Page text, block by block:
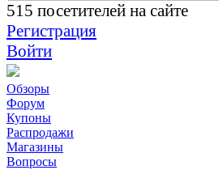
515 посетителей на сайте
Регистрация
Войти
Обзоры
Форум
Купоны
Распродажи
Магазины
Вопросы